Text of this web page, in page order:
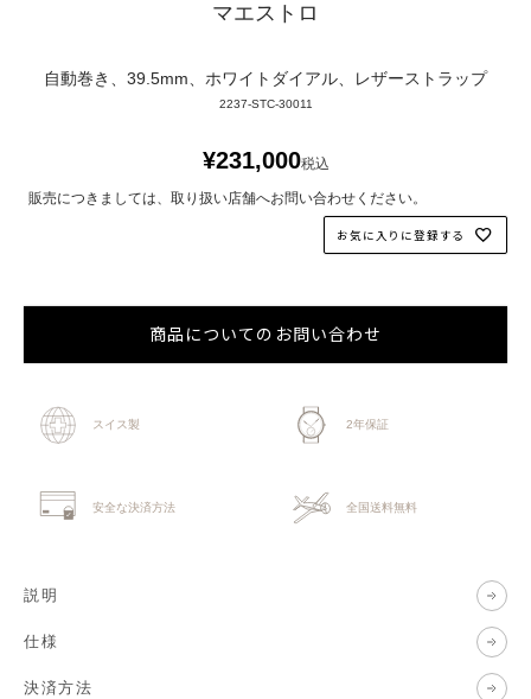
マエストロ
自動巻き、39.5mm、ホワイトダイアル、レザーストラップ
2237-STC-30011
¥231,000税込
販売につきましては、取り扱い店舗へお問い合わせください。
お気に入りに登録する
商品についてのお問い合わせ
スイス製 2年保証
安全な決済方法 全国送料無料
説明
仕様
決済方法